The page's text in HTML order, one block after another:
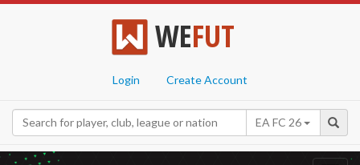
WEFUT
Login Create Account
EA FC 26